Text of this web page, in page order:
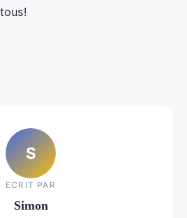
S
ECRIT PAR
Simon